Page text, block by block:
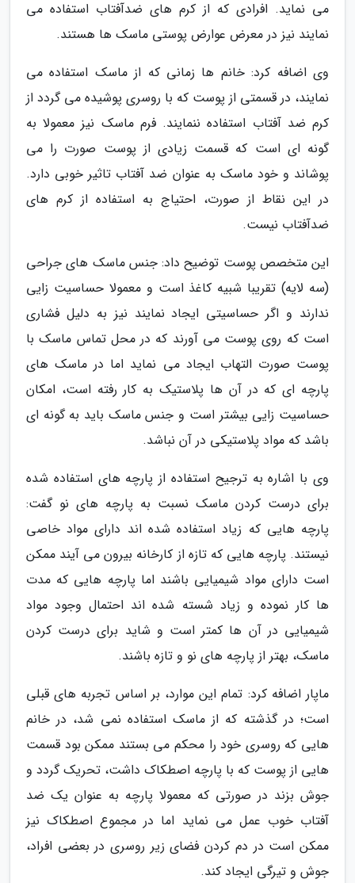
می نماید. افرادی که از کرم های ضدآفتاب استفاده می
نمایند نیز در معرض عوارض پوستی ماسک ها هستند.
وی اضافه کرد: خانم ها زمانی که از ماسک استفاده می
نمایند، در قسمتی از پوست که با روسری پوشیده می گردد از
کرم ضد آفتاب استفاده ننمایند. فرم ماسک نیز معمولا به
گونه ای است که قسمت زیادی از پوست صورت را می
پوشاند و خود ماسک به عنوان ضد آفتاب تاثیر خوبی دارد.
در این نقاط از صورت، احتیاج به استفاده از کرم های
ضدآفتاب نیست.
این متخصص پوست توضیح داد: جنس ماسک های جراحی
(سه لایه) تقریبا شبیه کاغذ است و معمولا حساسیت زایی
ندارند و اگر حساسیتی ایجاد نمایند نیز به دلیل فشاری
است که روی پوست می آورند که در محل تماس ماسک با
پوست صورت التهاب ایجاد می نماید اما در ماسک های
پارچه ای که در آن ها پلاستیک به کار رفته است، امکان
حساسیت زایی بیشتر است و جنس ماسک باید به گونه ای
باشد که مواد پلاستیکی در آن نباشد.
وی با اشاره به ترجیح استفاده از پارچه های استفاده شده
برای درست کردن ماسک نسبت به پارچه های نو گفت:
پارچه هایی که زیاد استفاده شده اند دارای مواد خاصی
نیستند. پارچه هایی که تازه از کارخانه بیرون می آیند ممکن
است دارای مواد شیمیایی باشند اما پارچه هایی که مدت
ها کار نموده و زیاد شسته شده اند احتمال وجود مواد
شیمیایی در آن ها کمتر است و شاید برای درست کردن
ماسک، بهتر از پارچه های نو و تازه باشند.
ماپار اضافه کرد: تمام این موارد، بر اساس تجربه های قبلی
است؛ در گذشته که از ماسک استفاده نمی شد، در خانم
هایی که روسری خود را محکم می بستند ممکن بود قسمت
هایی از پوست که با پارچه اصطکاک داشت، تحریک گردد و
جوش بزند در صورتی که معمولا پارچه به عنوان یک ضد
آفتاب خوب عمل می نماید اما در مجموع اصطکاک نیز
ممکن است در دم کردن فضای زیر روسری در بعضی افراد،
جوش و تیرگی ایجاد کند.